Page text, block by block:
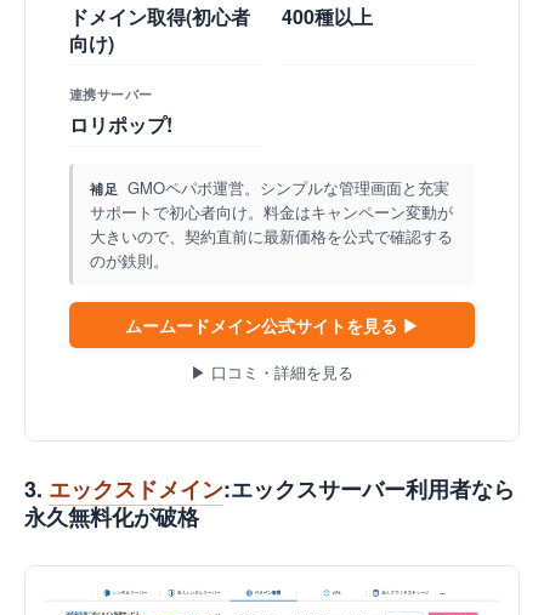
ドメイン取得(初心者
向け)
400種以上
連携サーバー
ロリポップ!
補足
GMOペパボ運営。シンプルな管理画面と充実
サポートで初心者向け。料金はキャンペーン変動が
大きいので、契約直前に最新価格を公式で確認する
のが鉄則。
ムームードメイン公式サイトを見る ▶
▶ 口コミ・詳細を見る
3. エックスドメイン:エックスサーバー利用者なら
永久無料化が破格